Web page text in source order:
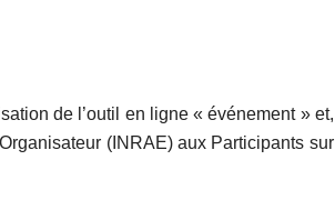
de l’outil en ligne « événement » et,
(INRAE) aux Participants sur